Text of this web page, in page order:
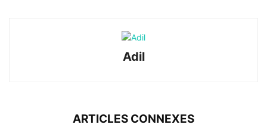
Adil
ARTICLES CONNEXES